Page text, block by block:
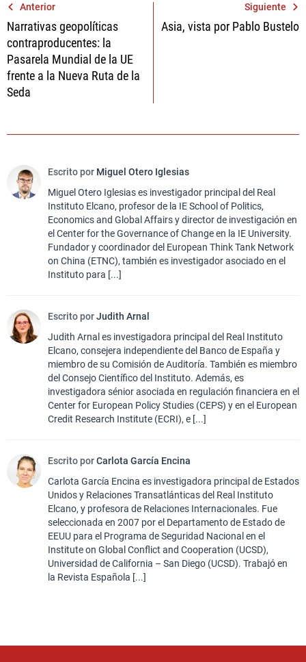
Navegación
de
entradas
Anterior
Narrativas geopolíticas
contraproducentes: la
Pasarela Mundial de la UE
frente a la Nueva Ruta de la
Seda
Siguiente
Asia, vista por Pablo Bustelo
Escrito por Miguel Otero Iglesias
Miguel Otero Iglesias es investigador principal del Real
Instituto Elcano, profesor de la IE School of Politics,
Economics and Global Affairs y director de investigación en
el Center for the Governance of Change en la IE University.
Fundador y coordinador del European Think Tank Network
on China (ETNC), también es investigador asociado en el
Instituto para [...]
Escrito porJudith Arnal
Judith Arnal es investigadora principal del Real Instituto
Elcano, consejera independiente del Banco de España y
miembro de su Comisión de Auditoría. También es miembro
del Consejo Científico del Instituto. Además, es
investigadora sénior asociada en regulación financiera en el
Center for European Policy Studies (CEPS) y en el European
Credit Research Institute (ECRI), e [...]
Escrito porCarlota García Encina
Carlota García Encina es investigadora principal de Estados
Unidos y Relaciones Transatlánticas del Real Instituto
Elcano, y profesora de Relaciones Internacionales. Fue
seleccionada en 2007 por el Departamento de Estado de
EEUU para el Programa de Seguridad Nacional en el
Institute on Global Conflict and Cooperation (UCSD),
Universidad de California – San Diego (UCSD). Trabajó en
la Revista Española [...]